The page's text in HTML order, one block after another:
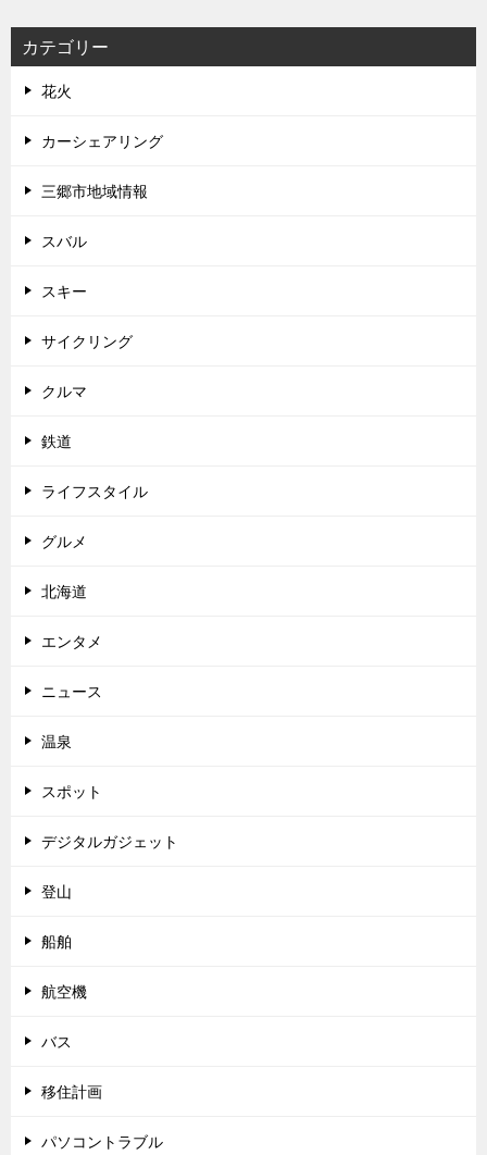
カテゴリー
花火
カーシェアリング
三郷市地域情報
スバル
スキー
サイクリング
クルマ
鉄道
ライフスタイル
グルメ
北海道
エンタメ
ニュース
温泉
スポット
デジタルガジェット
登山
船舶
航空機
バス
移住計画
パソコントラブル